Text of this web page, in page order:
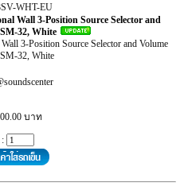
WHT-EU
Wall 3-Position Source Selector and
32, White
3-Position Source Selector and Volume
32, White
บาท